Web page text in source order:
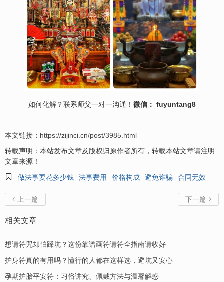
如何化解？联系师父一对一沟通！ 微信： fuyuntang8
本文链接： https://zijinci.cn/post/3985.html
转载声明：本站发布文章及版权归原作者所有，转载本站文章请注明
文章来源！

做法事要花多少钱 法事费用 价格构成 避免诈骗 合同无效
 上一篇 下一篇 
相关文章
想请符咒却怕踩坑？这份靠谱画符请符全指南请收好
护身符真的有用吗？懂行的人都在这样选，避坑又安心
孕期护胎平安符：习俗讲究、佩戴方法与温馨解惑